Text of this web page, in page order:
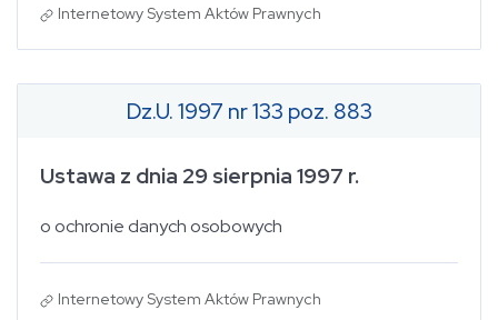
Internetowy System Aktów Prawnych
Dz.U. 1997 nr 133 poz. 883
Ustawa z dnia 29 sierpnia 1997 r.
o ochronie danych osobowych
Internetowy System Aktów Prawnych